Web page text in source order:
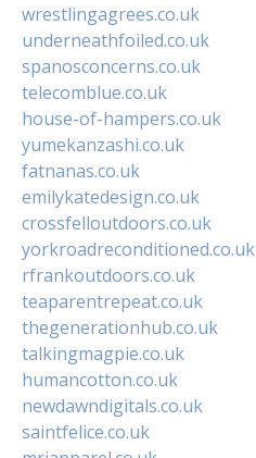
wrestlingagrees.co.uk
underneathfoiled.co.uk
spanosconcerns.co.uk
telecomblue.co.uk
house-of-hampers.co.uk
yumekanzashi.co.uk
fatnanas.co.uk
emilykatedesign.co.uk
crossfelloutdoors.co.uk
yorkroadreconditioned.co.uk
rfrankoutdoors.co.uk
teaparentrepeat.co.uk
thegenerationhub.co.uk
talkingmagpie.co.uk
humancotton.co.uk
newdawndigitals.co.uk
saintfelice.co.uk